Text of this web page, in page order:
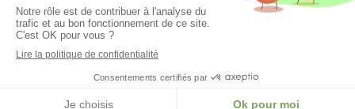
Mentions légales et CGV